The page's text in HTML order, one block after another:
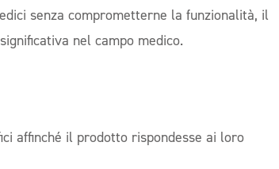
senza comprometterne la funzionalità, il
nel campo medico.
affinché il prodotto rispondesse ai loro